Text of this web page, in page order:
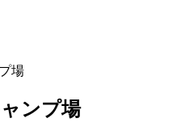
場
ンプ場